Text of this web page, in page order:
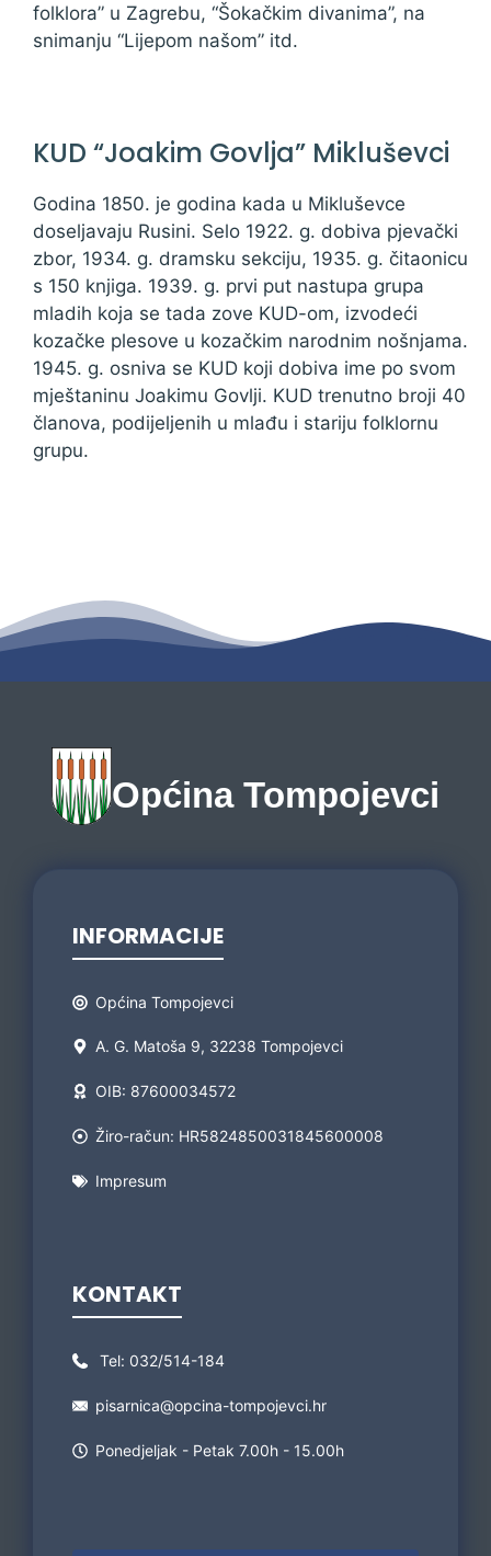
folklora” u Zagrebu, “Šokačkim divanima”, na
snimanju “Lijepom našom” itd.
KUD “Joakim Govlja” Mikluševci
Godina 1850. je godina kada u Mikluševce
doseljavaju Rusini. Selo 1922. g. dobiva pjevački
zbor, 1934. g. dramsku sekciju, 1935. g. čitaonicu
s 150 knjiga. 1939. g. prvi put nastupa grupa
mladih koja se tada zove KUD-om, izvodeći
kozačke plesove u kozačkim narodnim nošnjama.
1945. g. osniva se KUD koji dobiva ime po svom
mještaninu Joakimu Govlji. KUD trenutno broji 40
članova, podijeljenih u mlađu i stariju folklornu
grupu.
Općina Tompojevci
INFORMACIJE
Općina Tompojevci
A. G. Matoša 9, 32238 Tompojevci
OIB: 87600034572
Žiro-račun: HR5824850031845600008
Impresum
KONTAKT
Tel: 032/514-184
pisarnica@opcina-tompojevci.hr
Ponedjeljak - Petak 7.00h - 15.00h